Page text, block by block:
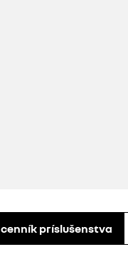
cenník príslušenstva